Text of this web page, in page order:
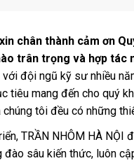
xin chân thành cảm ơn
trân trọng và hợp tác
đội ngũ kỹ sư nhiều
tiêu mang đến cho quý
tôi đều có những
TRẦN NHÔM HÀ NỘI
đào sâu kiến thức, luôn